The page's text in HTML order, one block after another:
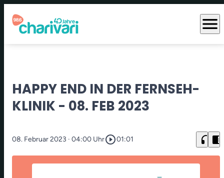
menu
HAPPY END IN DER FERNSEH-
KLINIK - 08. FEB 2023
08. Februar 2023 · 04:00 Uhrplay_circle_outline01:01 headphones chrome_reader_mode